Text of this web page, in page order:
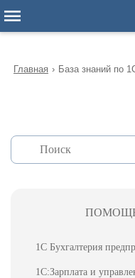
Главная › База знаний по
1С Бухгалтерия
1С:Зарплата и